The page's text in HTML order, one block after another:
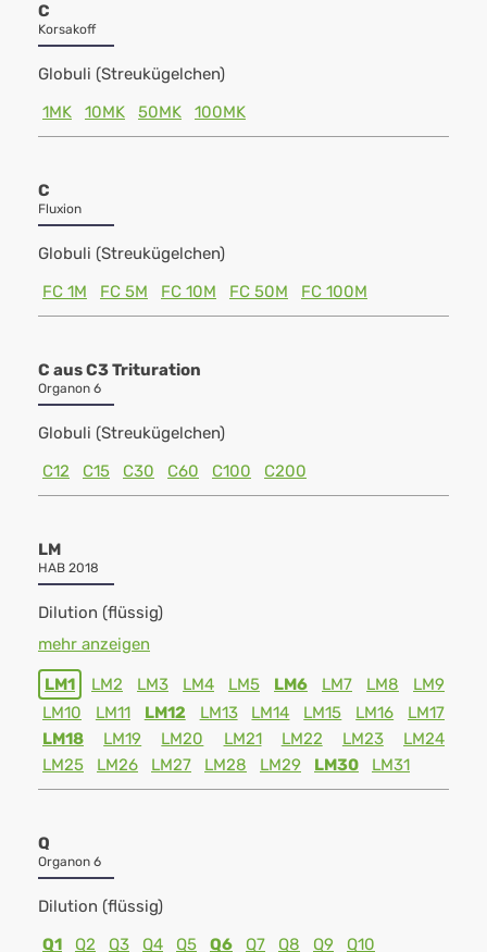
C
Korsakoff
Globuli (Streukügelchen)
1MK
10MK 50MK 100MK
C
Fluxion
Globuli (Streukügelchen)
FC 1M
FC 5M FC 10M FC 50M FC 100M
C aus C3 Trituration
Organon 6
Globuli (Streukügelchen)
C12
C15 C30 C60 C100 C200
LM
HAB 2018
Dilution (flüssig)
mehr anzeigen
LM1 LM2 LM3 LM4 LM5 LM6 LM7 LM8
LM9
LM10
LM11 LM12 LM13 LM14 LM15 LM16
LM17
LM18
LM19 LM20 LM21 LM22 LM23
LM24
LM25
LM26 LM27 LM28 LM29 LM30 LM31
Q
Organon 6
Dilution (flüssig)
Q1
Q2 Q3 Q4 Q5 Q6 Q7 Q8 Q9 Q10